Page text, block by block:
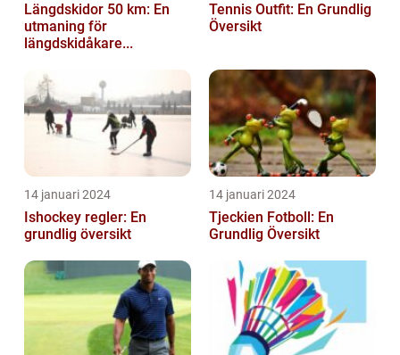
Längdskidor 50 km: En
utmaning för
längdskidåkare...
Tennis Outfit: En Grundlig
Översikt
14 januari 2024
Ishockey regler: En
grundlig översikt
14 januari 2024
Tjeckien Fotboll: En
Grundlig Översikt